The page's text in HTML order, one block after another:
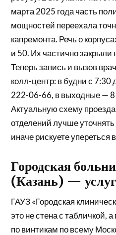
марта 2025 года часть
мощностей переехала
капремонта. Речь о
и 50. Их частично закрыли
Теперь запись и вызов
колл-центр: в будни с 7:30
222-06-66, в выходные —
Актуальную схему
отделений лучше
иначе рискуете упереться
Городская
(Казань) —
ГАУЗ «Городская
это не стена с табличкой,
по винтикам по всему